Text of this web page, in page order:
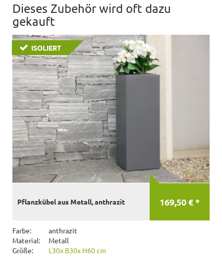
Dieses Zubehör wird oft dazu
gekauft
ISOLIERT
169,50 € *
Pflanzkübel aus Metall, anthrazit
Farbe:
anthrazit
Material:
Metall
Größe:
L30x B30x H60 cm